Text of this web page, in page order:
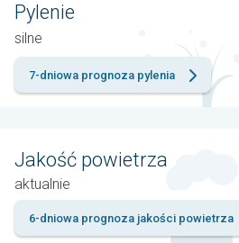
Pylenie
silne
7-dniowa prognoza pylenia
Jakość powietrza
aktualnie
6-dniowa prognoza jakości powietrza